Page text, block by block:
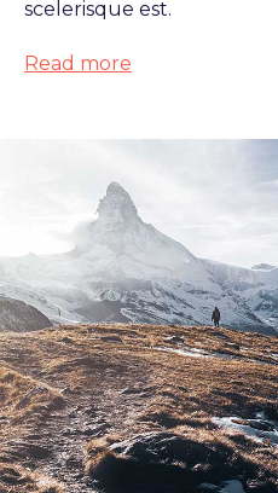
scelerisque est.
Read more